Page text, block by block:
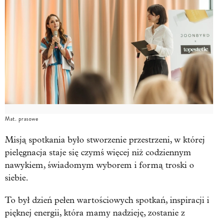
Mat. prasowe
Misją spotkania było stworzenie przestrzeni, w której
pielęgnacja staje się czymś więcej niż codziennym
nawykiem, świadomym wyborem i formą troski o
siebie.
To był dzień pełen wartościowych spotkań, inspiracji i
pięknej energii, która mamy nadzieję, zostanie z